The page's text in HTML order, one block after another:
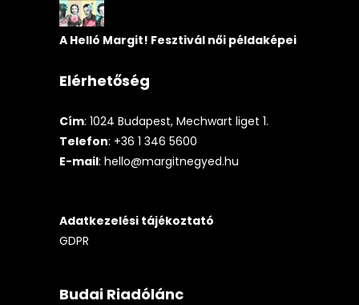
A Helló Margit! Fesztivál női példaképei
Elérhetőség
Cím: 1024 Budapest, Mechwart liget 1.
Telefon: +36 1 346 5600
E-mail: hello@margitnegyed.hu
Adatkezelési tájékoztató
GDPR
Budai Riadólánc